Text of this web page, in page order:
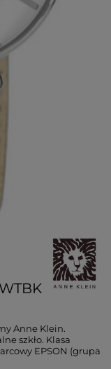
Anne Klein.
szkło. Klasa
EPSON (grupa